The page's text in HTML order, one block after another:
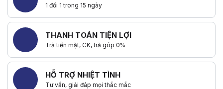
1 đổi 1 trong 15 ngày
THANH TOÁN TIỆN LỢI
Trả tiền mặt, CK, trả góp 0%
HỖ TRỢ NHIỆT TÌNH
Tư vấn, giải đáp mọi thắc mắc